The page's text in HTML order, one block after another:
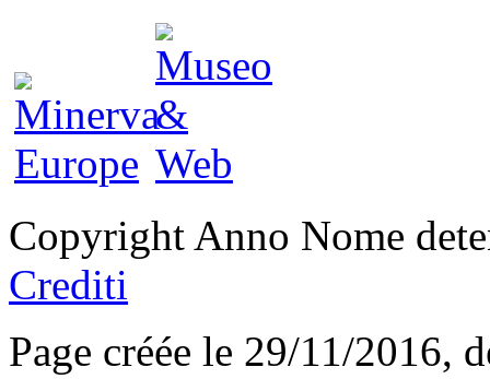
Copyright Anno Nome
Crediti
Page créée le 29/11/2016,